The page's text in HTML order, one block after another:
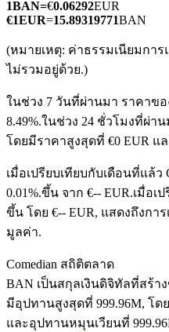
ฟิวเจอร์ส USDC
ฟิวเจอร์สที่ใช้ USDC เ
1BAN=€0.06292EUR
€1EUR=15.89319771BAN
(หมายเหตุ: ค่าธรรมเนียมกา
ไม่รวมอยู่ด้วย.)
ในช่วง 7 วันที่ผ่านมา ราคาขอ
8.49%.ในช่วง 24 ชั่วโมงที่ผ่าน
โดยมีราคาสูงสุดที่ €0 EUR แ
เมื่อเปรียบเทียบกับเดือนที่แล้ว
0.01%.ขึ้น จาก €-- EUR.เมื่อเ
ขึ้น โดย €-- EUR, แสดงถึงกา
มูลค่า.
Comedian สถิติตลาด
BAN เป็นสกุลเงินดิจิทัลที่สร้า
มีอุปทานสูงสุดที่ 999.96M, โ
และอุปทานหมุนเวียนที่